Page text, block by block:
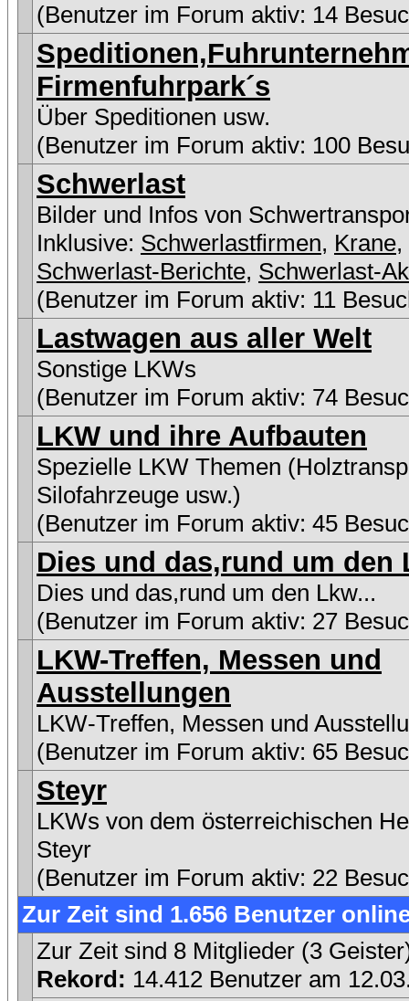
(Benutzer im Forum aktiv: 14
Firmenfuhrpark´s
Über Speditionen usw.
(Benutzer im Forum aktiv: 100
Schwerlast
Bilder und Infos von
Inklusive: Schwerlastfirmen, Krane,
Schwerlast-Berichte, Schwerlast-
(Benutzer im Forum aktiv: 11
Lastwagen aus aller Welt
Sonstige LKWs
(Benutzer im Forum aktiv: 74
LKW und ihre Aufbauten
Spezielle LKW Themen
Silofahrzeuge usw.)
(Benutzer im Forum aktiv: 45
Dies und das,rund um den
Dies und das,rund um den Lkw...
(Benutzer im Forum aktiv: 27
LKW-Treffen, Messen und
Ausstellungen
LKW-Treffen, Messen und
(Benutzer im Forum aktiv: 65
Steyr
LKWs von dem österreichischen
Steyr
(Benutzer im Forum aktiv: 22
Zur Zeit sind 1.656 Benutzer
Zur Zeit sind 8 Mitglieder (3
Rekord: 14.412 Benutzer am